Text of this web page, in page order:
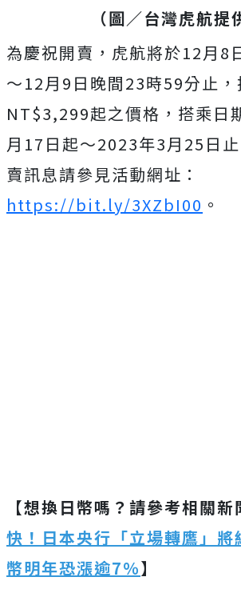
（圖／台灣虎航提
為慶祝開賣，虎航將於12月8
～12月9日晚間23時59分止，
NT$3,299起之價格，搭乘日
月17日起～2023年3月25日
賣訊息請參見活動網址：
https://bit.ly/3XZbI00 。
【想換日幣嗎？請參考相關新
快！日本央行「立場轉鷹」將
幣明年恐漲逾7％】